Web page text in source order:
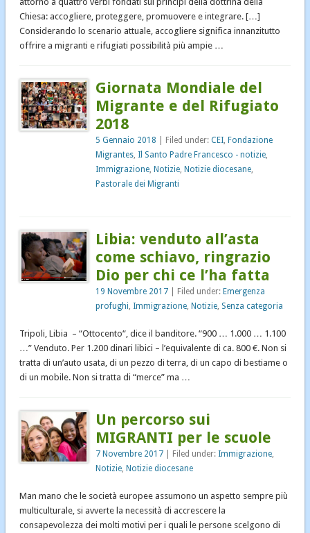
Chiesa: accogliere, proteggere, promuovere e integrare. […]
Considerando lo scenario attuale, accogliere significa innanzitutto
offrire a migranti e rifugiati possibilità più ampie …
Giornata Mondiale del
Migrante e del Rifugiato
2018
5 Gennaio 2018 | Filed under:CEI ,Fondazione
Migrantes Il Santo Padre Francesco - notizie
Immigrazione ,Notizie ,Notizie diocesane
Pastorale dei Migranti
Libia: venduto all’asta
come schiavo, ringrazio
Dio per chi ce l’ha fatta
19 Novembre 2017 | Filed under:Emergenza
profughi Immigrazione ,Notizie Senza categoria
Tripoli, Libia – “Ottocento“, dice il banditore. “900 … 1.000 … 1.100
…” Venduto. Per 1.200 dinari libici – l’equivalente di ca. 800 €. Non si
tratta di un’auto usata, di un pezzo di terra, di un capo di bestiame o
di un mobile. Non si tratta di “merce” ma …
Un percorso sui
MIGRANTI per le scuole
7 Novembre 2017 | Filed under: Immigrazione
Notizie ,Notizie diocesane
Man mano che le società europee assumono un aspetto sempre più
multiculturale, si avverte la necessità di accrescere la
consapevolezza dei molti motivi per i quali le persone scelgono di